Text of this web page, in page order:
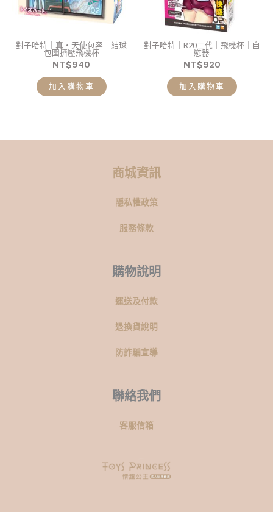
對子哈特｜真・天使包容｜結球
包圍擠壓飛機杯
NT$940
加入購物車
對子哈特｜R20二代｜飛機杯｜自
慰器
NT$920
加入購物車
商城資訊
隱私權政策
服務條款
購物說明
運送及付款
退換貨說明
防詐騙宣導
聯絡我們
客服信箱